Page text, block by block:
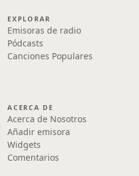
EXPLORAR
Emisoras de radio
Pódcasts
Canciones Populares
ACERCA DE
Acerca de Nosotros
Añadir emisora
Widgets
Comentarios